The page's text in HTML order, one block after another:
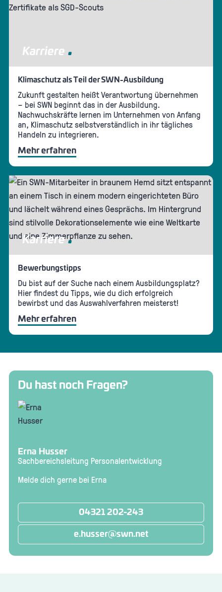
Karriere
Klimaschutz als Teil der SWN-Ausbildung
Zukunft gestalten heißt Verantwortung übernehmen
– bei SWN beginnt das in der Ausbildung.
Nachwuchskräfte lernen im Unternehmen von Anfang
an, Klimaschutz selbstverständlich in ihr tägliches
Handeln zu integrieren.
Mehr erfahren
Karriere
Bewerbungstipps
Du bist auf der Suche nach einem Ausbildungsplatz?
Hier findest du Tipps, wie du dich erfolgreich
bewirbst und das Auswahlverfahren meisterst!
Mehr erfahren
Du hast noch Fragen?
Erna Husser
Sachbereichsleitung Personalentwicklung
Melde dich gerne bei Erna
04321 202-243
e.husser@swn.net